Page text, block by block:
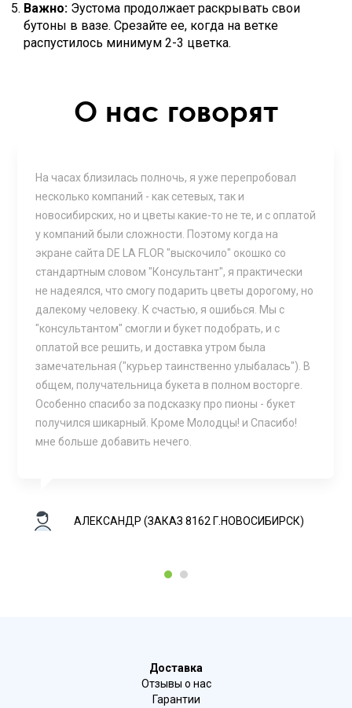
Важно: Эустома продолжает раскрывать свои
бутоны в вазе. Срезайте ее, когда на ветке
распустилось минимум 2-3 цветка.
О нас говорят
На часах близилась полночь, я уже перепробовал
несколько компаний - как сетевых, так и
новосибирских, но и цветы какие-то не те, и с оплатой
у компаний были сложности. Поэтому когда на
экране сайта DE LA FLOR "выскочило" окошко со
стандартным словом "Консультант", я практически
не надеялся, что смогу подарить цветы дорогому, но
далекому человеку. К счастью, я ошибься. Мы с
"консультантом" смогли и букет подобрать, и с
оплатой все решить, и доставка утром была
замечательная ("курьер таинственно улыбалась"). В
общем, получательница букета в полном восторге.
Особенно спасибо за подсказку про пионы - букет
получился шикарный. Кроме Молодцы! и Спасибо!
мне больше добавить нечего.
АЛЕКСАНДР (ЗАКАЗ 8162 Г.НОВОСИБИРСК)
1 2
Доставка
Отзывы о нас
Гарантии